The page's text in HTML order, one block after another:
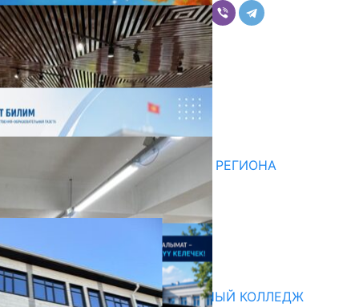
Комментарии
Последние новости
НЕДЕЛЯ В ОБЗОРЕ
07.08.2026
ДЛЯ МЕТОДИСТОВ ЮЖНОГО РЕГИОНА
НАЧАЛОСЬ ОБУЧЕНИЕ
05.08.2026
31.07.2026
Абитуриент
БИШКЕКСКИЙ УНИВЕРСАЛЬНЫЙ КОЛЛЕДЖ